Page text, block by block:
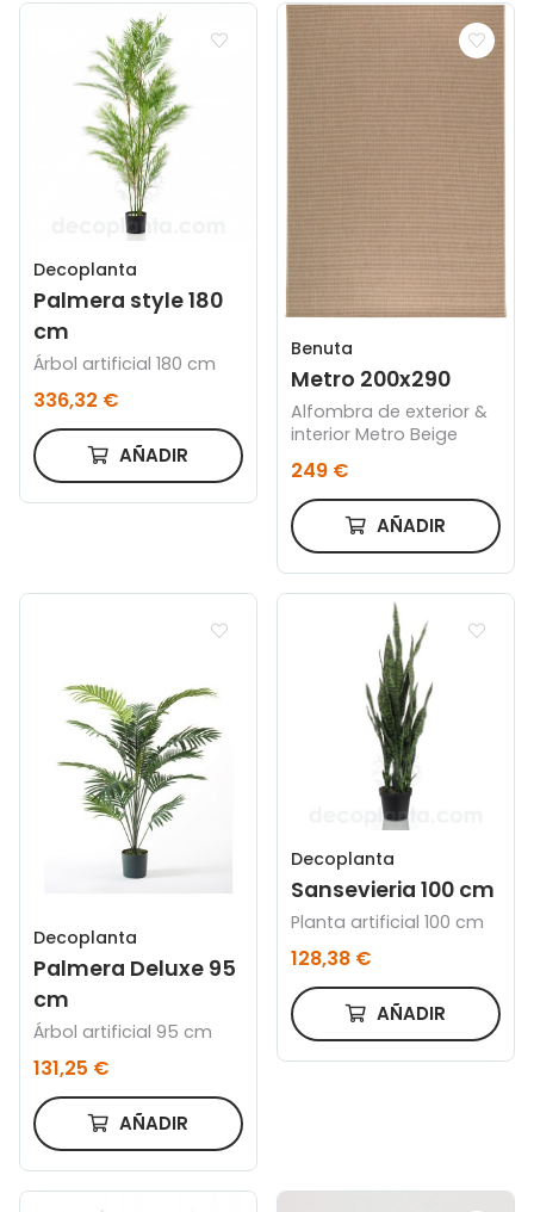
Decoplanta
Palmera style 180
cm
Árbol artificial 180 cm
336,32 €
AÑADIR
Benuta
Metro 200x290
Alfombra de exterior &
interior Metro Beige
249 €
AÑADIR
Decoplanta
Palmera Deluxe 95
cm
Árbol artificial 95 cm
131,25 €
AÑADIR
Decoplanta
Sansevieria 100 cm
Planta artificial 100 cm
128,38 €
AÑADIR